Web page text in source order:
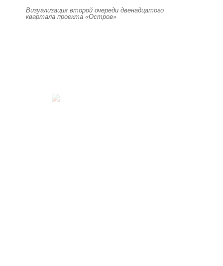
Визуализация второй очереди двенадцатого
квартала проекта «Остров»